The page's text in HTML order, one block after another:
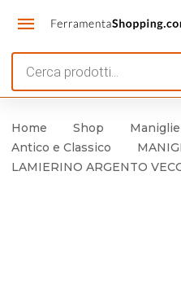
search
Home Shop Maniglie
Antico e Classico
LAMIERINO ARGENTO